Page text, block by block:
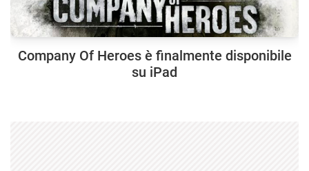
Company Of Heroes è finalmente disponibile
su iPad